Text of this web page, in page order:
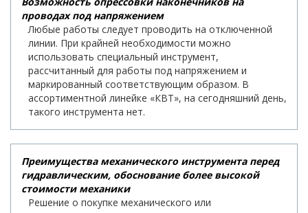
проводах под напряжением
Любые работы следует проводить на отключенной
линии. При крайней необходимости можно
использовать специальный инструмент,
рассчитанный для работы под напряжением и
маркированный соответствующим образом. В
ассортиментной линейке «КВТ», на сегодняшний день,
такого инструмента нет.
Преимущества механического инструмента перед
гидравлическим, обоснование более высокой
стоимости механики
Решение о покупке механического или